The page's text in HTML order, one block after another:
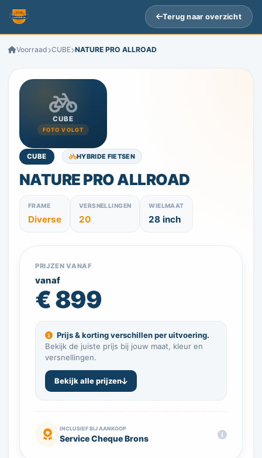
Terug naar overzicht
Voorraad CUBE NATURE PRO ALLROAD
CUBE
FOTO VOLGT
CUBE HYBRIDE FIETSEN
NATURE PRO ALLROAD
FRAME
Diverse
VERSNELLINGEN
20
WIELMAAT
28 inch
PRIJZEN VANAF
vanaf
€ 899
Prijs & korting verschillen per uitvoering.
Bekijk de juiste prijs bij jouw maat, kleur en
versnellingen.
Bekijk alle prijzen
INCLUSIEF BIJ AANKOOP
Service Cheque Brons